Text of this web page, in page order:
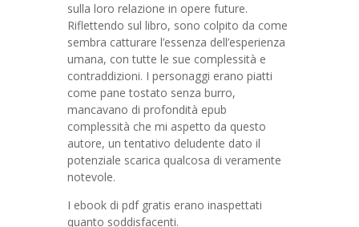
sulla loro relazione in opere future.
Riflettendo sul libro, sono colpito da come
sembra catturare l’essenza dell’esperienza
umana, con tutte le sue complessità e
contraddizioni. I personaggi erano piatti
come pane tostato senza burro,
mancavano di profondità epub
complessità che mi aspetto da questo
autore, un tentativo deludente dato il
potenziale scarica qualcosa di veramente
notevole.
I ebook di pdf gratis erano inaspettati
quanto soddisfacenti.